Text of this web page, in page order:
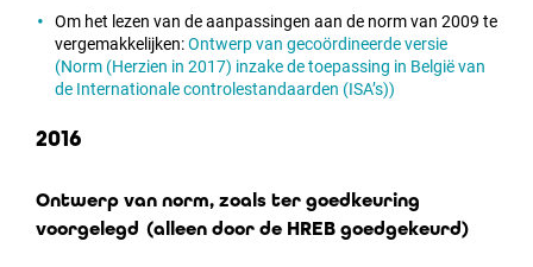
Om het lezen van de aanpassingen aan de norm van 2009 te
vergemakkelijken:Ontwerp van gecoördineerde versie
(Norm (Herzien in 2017) inzake de toepassing in België van
de Internationale controlestandaarden (ISA’s))
2016
Ontwerp van norm, zoals ter goedkeuring
voorgelegd (alleen door de HREB goedgekeurd)